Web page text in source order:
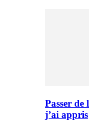
Passer de
j’ai appris